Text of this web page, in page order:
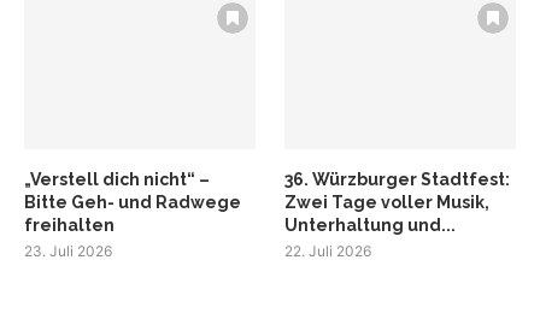
„Verstell dich nicht“ –
Bitte Geh- und Radwege
freihalten
23. Juli 2026
36. Würzburger Stadtfest:
Zwei Tage voller Musik,
Unterhaltung und...
22. Juli 2026